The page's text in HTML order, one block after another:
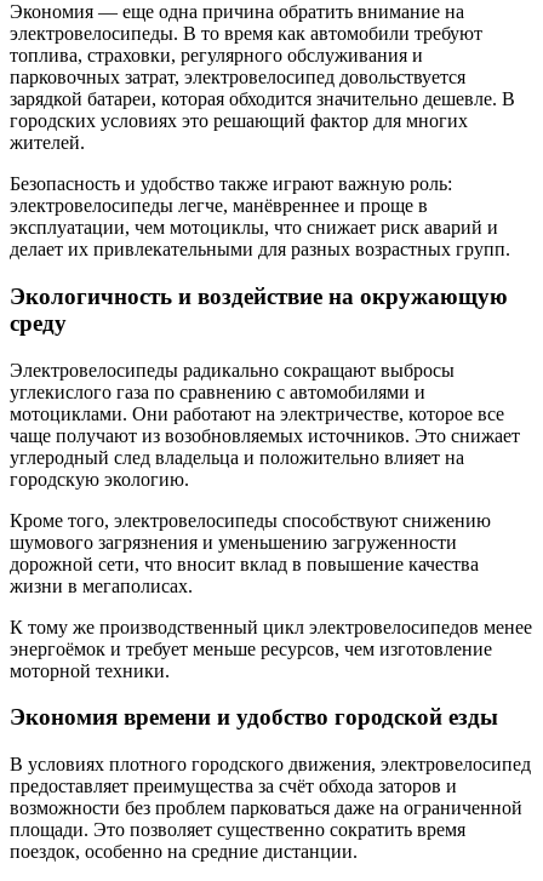
Экономия — еще одна причина обратить внимание на
электровелосипеды. В то время как автомобили требуют
топлива, страховки, регулярного обслуживания и
парковочных затрат, электровелосипед довольствуется
зарядкой батареи, которая обходится значительно дешевле. В
городских условиях это решающий фактор для многих
жителей.
Безопасность и удобство также играют важную роль:
электровелосипеды легче, манёвреннее и проще в
эксплуатации, чем мотоциклы, что снижает риск аварий и
делает их привлекательными для разных возрастных групп.
Экологичность и воздействие на окружающую
среду
Электровелосипеды радикально сокращают выбросы
углекислого газа по сравнению с автомобилями и
мотоциклами. Они работают на электричестве, которое все
чаще получают из возобновляемых источников. Это снижает
углеродный след владельца и положительно влияет на
городскую экологию.
Кроме того, электровелосипеды способствуют снижению
шумового загрязнения и уменьшению загруженности
дорожной сети, что вносит вклад в повышение качества
жизни в мегаполисах.
К тому же производственный цикл электровелосипедов менее
энергоёмок и требует меньше ресурсов, чем изготовление
моторной техники.
Экономия времени и удобство городской езды
В условиях плотного городского движения, электровелосипед
предоставляет преимущества за счёт обхода заторов и
возможности без проблем парковаться даже на ограниченной
площади. Это позволяет существенно сократить время
поездок, особенно на средние дистанции.